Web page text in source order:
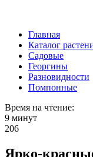
Главная
Каталог
Садовые
Георгины
Разновидности
Помпонные
Время на чтение:
9 минут
206
Ярко-